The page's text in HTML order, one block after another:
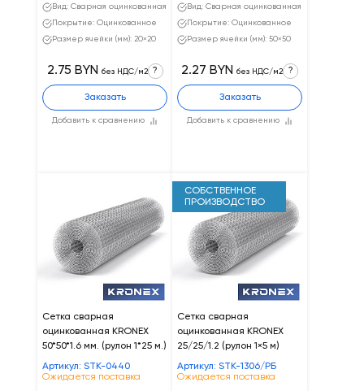
Вид: Сварная оцинкованная
Покрытие: Оцинкованное
Размер ячейки (мм): 20×20
Добавить к сравнению
2.75 BYN без НДС/м2 ?
Заказать
Вид: Сварная оцинкованная
Покрытие: Оцинкованное
Размер ячейки (мм): 50×50
Добавить к сравнению
2.27 BYN без НДС/м2 ?
Заказать
Сетка сварная
оцинкованная KRONEX
50*50*1.6 мм. (рулон 1*25 м.)
Артикул: STK-0440
Ожидается поставка
СОБСТВЕННОЕ
ПРОИЗВОДСТВО
Сетка сварная
оцинкованная KRONEX
25/25/1.2 (рулон 1×5 м)
Артикул: STK-1306/РБ
Ожидается поставка